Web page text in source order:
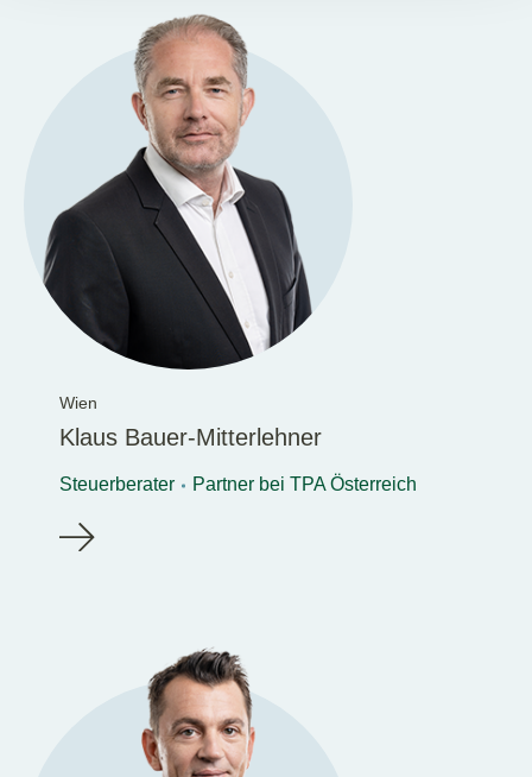
Wien
Klaus Bauer-Mitterlehner
Steuerberater Partner bei TPA Österreich